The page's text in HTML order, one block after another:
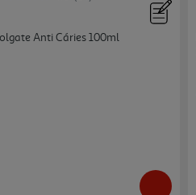
Anti Cáries 100ml